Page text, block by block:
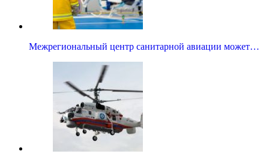
Межрегиональный центр санитарной авиации может…